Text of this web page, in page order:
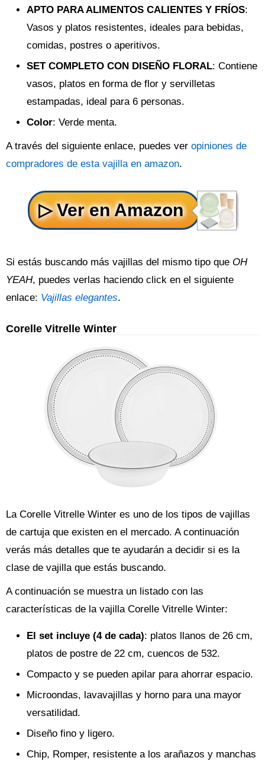
APTO PARA ALIMENTOS CALIENTES Y FRÍOS:
Vasos y platos resistentes, ideales para bebidas,
comidas, postres o aperitivos.
SET COMPLETO CON DISEÑO FLORAL: Contiene
vasos, platos en forma de flor y servilletas
estampadas, ideal para 6 personas.
Color: Verde menta.
A través del siguiente enlace, puedes ver opiniones de
compradores de esta vajilla en amazon.
Si estás buscando más vajillas del mismo tipo que OH
YEAH, puedes verlas haciendo click en el siguiente
enlace: Vajillas elegantes.
Corelle Vitrelle Winter
La Corelle Vitrelle Winter es uno de los tipos de vajillas
de cartuja que existen en el mercado. A continuación
verás más detalles que te ayudarán a decidir si es la
clase de vajilla que estás buscando.
A continuación se muestra un listado con las
características de la vajilla Corelle Vitrelle Winter:
El set incluye (4 de cada): platos llanos de 26 cm,
platos de postre de 22 cm, cuencos de 532.
Compacto y se pueden apilar para ahorrar espacio.
Microondas, lavavajillas y horno para una mayor
versatilidad.
Diseño fino y ligero.
Chip, Romper, resistente a los arañazos y manchas